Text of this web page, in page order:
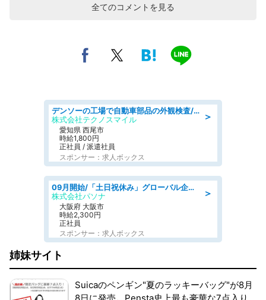
全てのコメントを見る
＞
デンソーの工場で自動車部品の外観検査/denso aichi
株式会社テクノスマイル
愛知県 西尾市
時給1,800円
正社員 / 派遣社員
スポンサー：求人ボックス
＞
09月開始/「土日祝休み」グローバル企業での産業保健のお仕事/保健師/高時給/残業なし/服装自由
株式会社パソナ
大阪府 大阪市
時給2,300円
正社員
スポンサー：求人ボックス
姉妹サイト
Suicaのペンギン"夏のラッキーバッグ"が8月